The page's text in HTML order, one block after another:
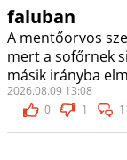
faluban
A mentőorvos
mert a sofőrnek
másik irányba
2026.08.09 13:08
0
1